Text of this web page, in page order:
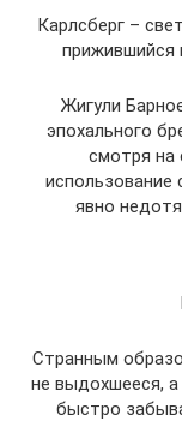
Карлсберг –
прижившийся
Жигули
эпохального
смотря на
использование
явно
Странным
не выдохшееся, а
быстро